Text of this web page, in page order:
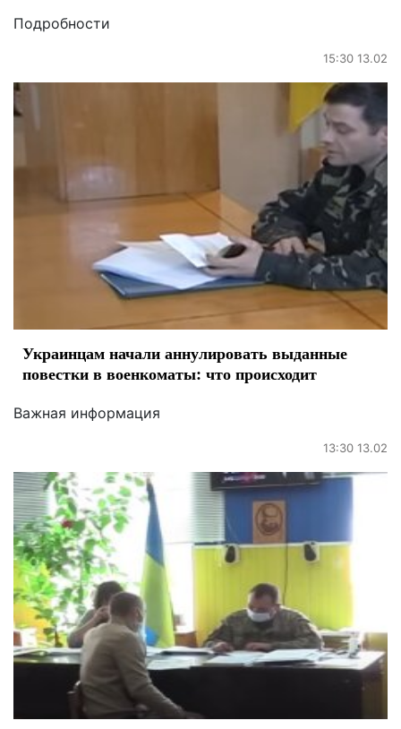
Подробности
15:30 13.02
Украинцам начали аннулировать выданные
повестки в военкоматы: что происходит
Важная информация
13:30 13.02